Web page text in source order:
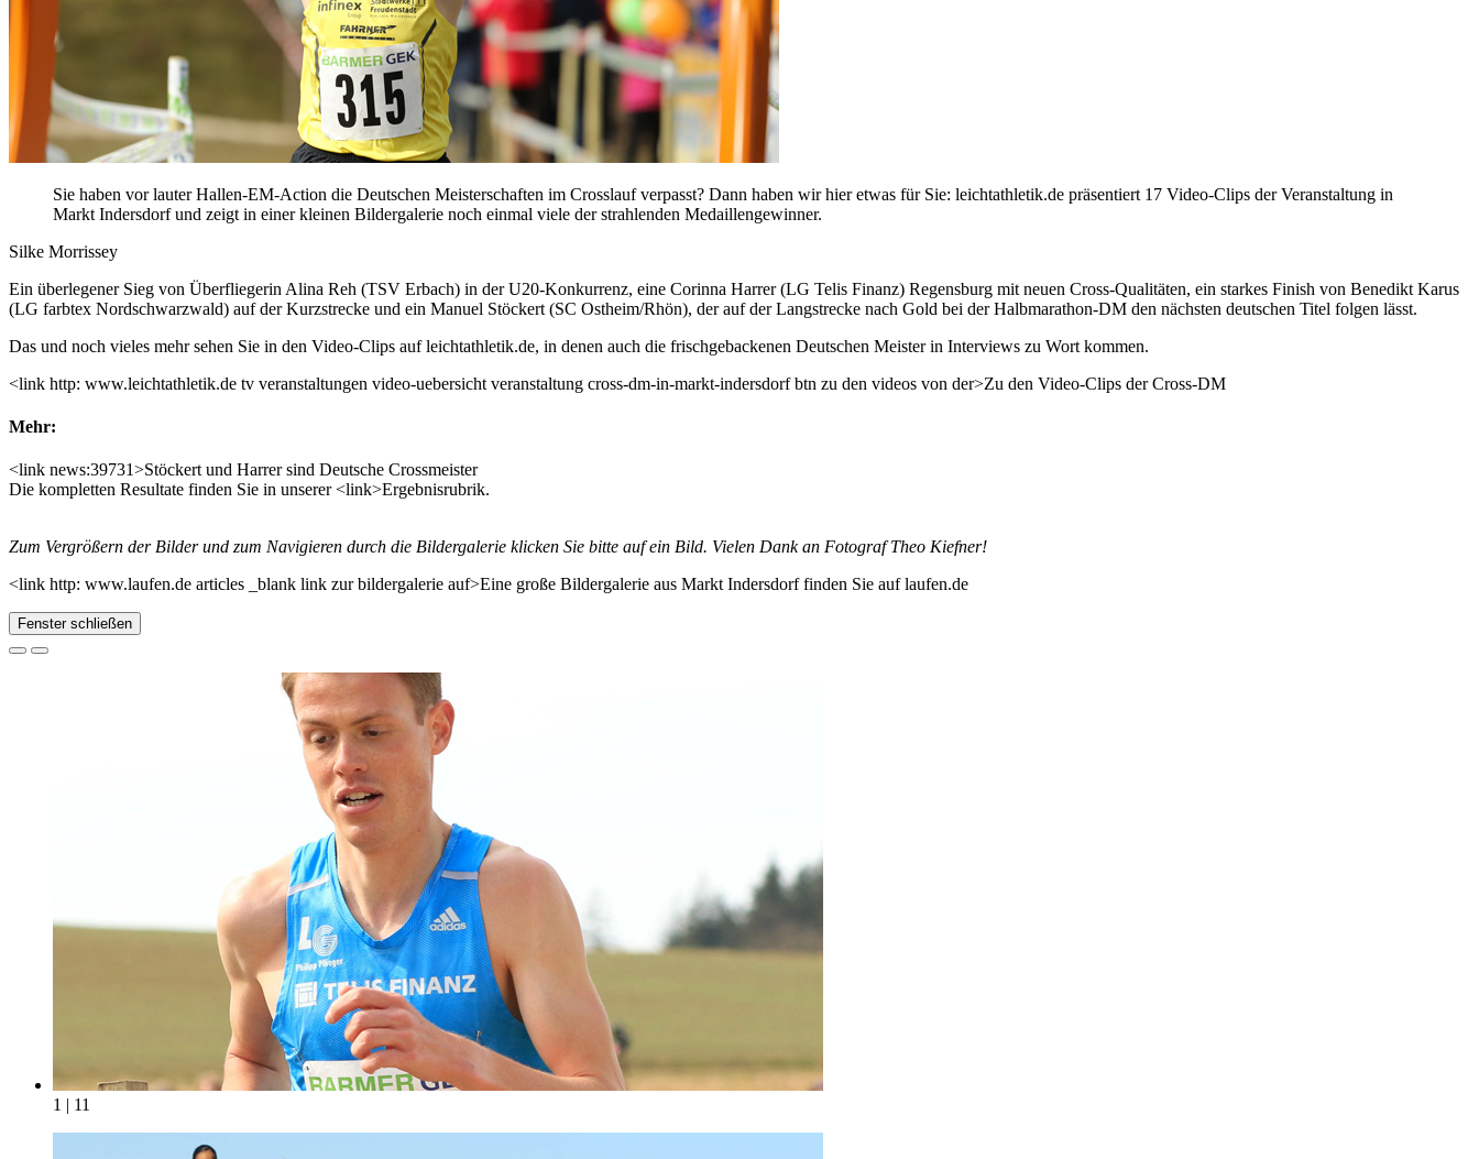
Sie haben vor lauter Hallen-EM-Action die Deutschen Meisterschaften im Crosslauf verpasst? Dann haben wir hier etwas für Sie: leichtathletik.de präsentiert 17 Video-Clips der Veranstaltung in
Markt Indersdorf und zeigt in einer kleinen Bildergalerie noch einmal viele der strahlenden Medaillengewinner.
Silke Morrissey
Ein überlegener Sieg von Überfliegerin Alina Reh (TSV Erbach) in der U20-Konkurrenz, eine Corinna Harrer (LG Telis Finanz) Regensburg mit neuen Cross-Qualitäten, ein starkes Finish von Benedikt Karus
(LG farbtex Nordschwarzwald) auf der Kurzstrecke und ein Manuel Stöckert (SC Ostheim/Rhön), der auf der Langstrecke nach Gold bei der Halbmarathon-DM den nächsten deutschen Titel folgen lässt.
Das und noch vieles mehr sehen Sie in den Video-Clips auf leichtathletik.de, in denen auch die frischgebackenen Deutschen Meister in Interviews zu Wort kommen.
<link http: www.leichtathletik.de tv veranstaltungen video-uebersicht veranstaltung cross-dm-in-markt-indersdorf btn zu den videos von der>Zu den Video-Clips der Cross-DM
Mehr:
<link news:39731>Stöckert und Harrer sind Deutsche Crossmeister
Die kompletten Resultate finden Sie in unserer <link>Ergebnisrubrik.
Zum Vergrößern der Bilder und zum Navigieren durch die Bildergalerie klicken Sie bitte auf ein Bild. Vielen Dank an Fotograf Theo Kiefner!
<link http: www.laufen.de articles _blank link zur bildergalerie auf>Eine große Bildergalerie aus Markt Indersdorf finden Sie auf laufen.de
Fenster schließen
1 | 11